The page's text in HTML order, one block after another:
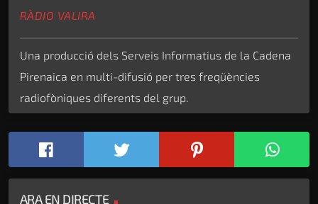
RÀDIO VALIRA
Una producció dels Serveis Informatius de la Cadena
Pirenaica en multi-difusió per tres freqüències
radiofòniques diferents del grup.
ARA EN DIRECTE